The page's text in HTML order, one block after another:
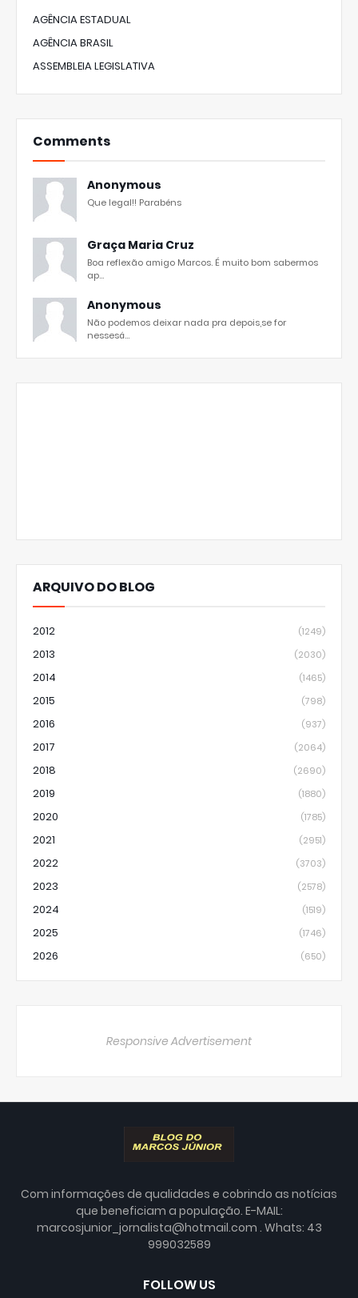
AGÊNCIA ESTADUAL
AGÊNCIA BRASIL
ASSEMBLEIA LEGISLATIVA
Comments
Anonymous
Que legal!! Parabéns
Graça Maria Cruz
Boa reflexão amigo Marcos. É muito bom sabermos
ap...
Anonymous
Não podemos deixar nada pra depois,se for
nessesá...
ARQUIVO DO BLOG
2012 (1249)
2013 (2030)
2014 (1465)
2015 (798)
2016 (937)
2017 (2064)
2018 (2690)
2019 (1880)
2020 (1785)
2021 (2951)
2022 (3703)
2023 (2578)
2024 (1519)
2025 (1746)
2026 (650)
Responsive Advertisement
Com informações de qualidades e cobrindo as notícias
que beneficiam a população. E-MAIL:
marcosjunior_jornalista@hotmail.com . Whats: 43
999032589
FOLLOW US